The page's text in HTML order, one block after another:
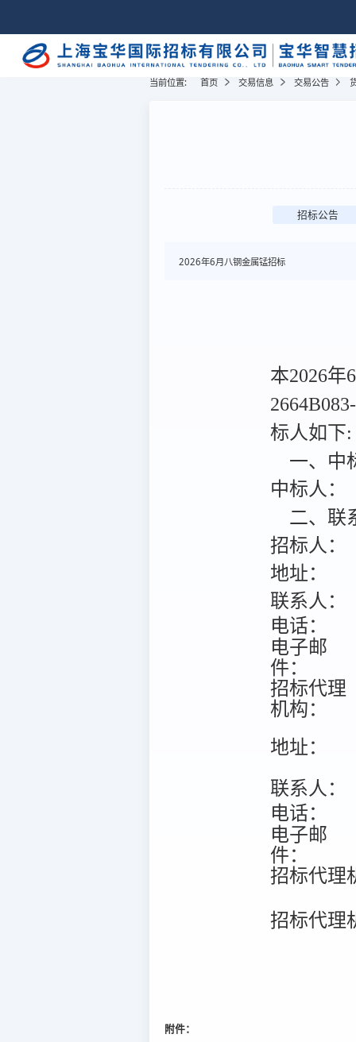
当前位置: 首页 交易信息 交易公告
招标公告
2026年6月八钢金属锰招标
本2026年
标人如下:
一、中
中标人：
二、联
招标人：
地址：
联系人：
电话：
电子邮
件：
招标代理
机构：
地址：
联系人：
电话：
电子邮
件：
招标代理
招标代理
附件：